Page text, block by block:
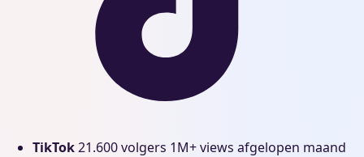
TikTok21.600 volgers 1M+ views afgelopen maand